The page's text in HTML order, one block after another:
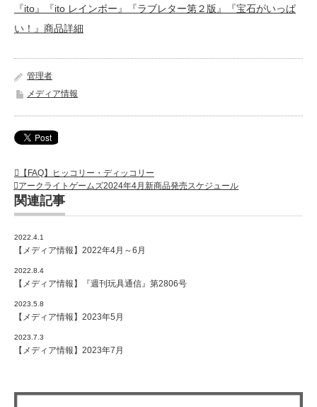
『ito』 『ito レインボー』 『ラブレター第２版』
『宝石がいっぱ
い！』商品詳細
管理者
メディア情報
【FAQ】ヒッコリー・ディッコリー
アークライトゲームズ2024年4月新商品発売スケジュール
関連記事
2022.4.1
【メディア情報】2022年4月～6月
2022.8.4
【メディア情報】『週刊玩具通信』第2806号
2023.5.8
【メディア情報】2023年5月
2023.7.3
【メディア情報】2023年7月